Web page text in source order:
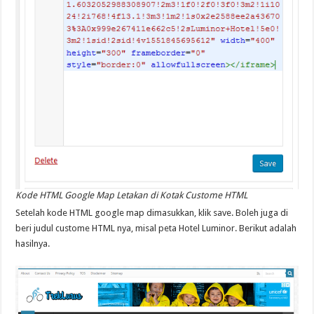
Kode HTML Google Map Letakan di Kotak Custome HTML
Setelah kode HTML google map dimasukkan, klik save. Boleh juga di
beri judul custome HTML nya, misal peta Hotel Luminor. Berikut adalah
hasilnya.